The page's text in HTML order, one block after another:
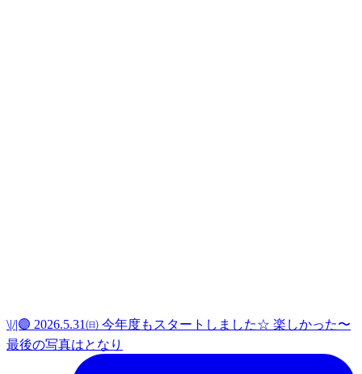
\|/|🟣 2026.5.31㈰ 今年度もスタートしました☆ 楽しかった〜
最後の写真はとなり